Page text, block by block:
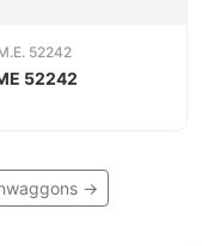
52242
52242
→